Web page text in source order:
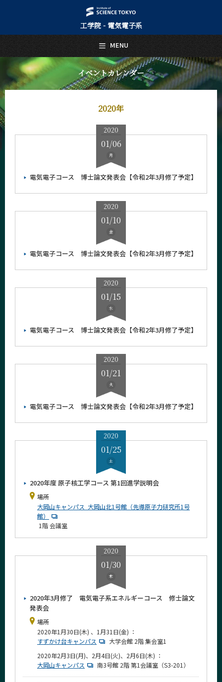
工学院 - 電気電子系
イベントカレンダー
2020年
2020
01/06
月
電気電子コース 博士論文発表会【令和2年3月修了予定】
2020
01/10
金
電気電子コース 博士論文発表会【令和2年3月修了予定】
2020
01/15
水
電気電子コース 博士論文発表会【令和2年3月修了予定】
2020
01/21
火
電気電子コース 博士論文発表会【令和2年3月修了予定】
2020
01/25
土
2020年度 原子核工学コース 第1回進学説明会
場所
大岡山キャンパス 大岡山北1号館（先導原子力研究所1号
館）
1階 会議室
2020
01/30
木
2020年3月修了 電気電子系エネルギーコース 修士論文
発表会
場所
2020年1月30日(木) 、1月31日(金) ：
すずかけ台キャンパス
大学会館 2階 集会室1
2020年2月3日(月)、2月4日(火)、2月6日(木) ：
大岡山キャンパス
南3号館 2階 第1会議室（S3-201）
MENU
日本語 English
トップページ
Top Page
電気電子系について
About Us
Future
入学案内
イベントカレンダー
Event Calendar
2026年
2021年
2020年
2016年
学内向け情報
系詳細情報
CLOSE